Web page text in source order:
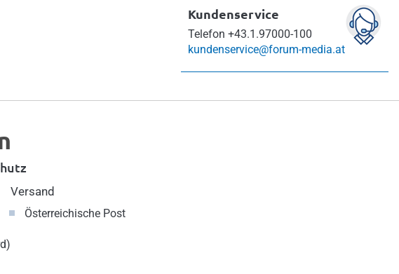
Kundenservice
Telefon +43.1.97000-100
kundenservice@forum-media.at
Versand
Österreichische Post